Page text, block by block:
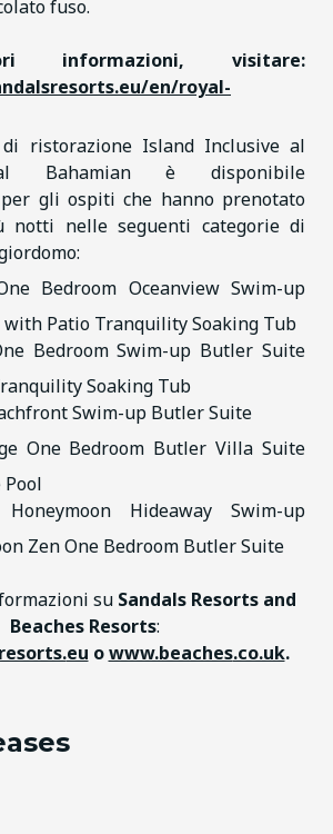
fuso.
informazioni, visitare:
en/royal-
ristorazione Island Inclusive al
Bahamian è disponibile
per gli ospiti che hanno prenotato
nelle seguenti categorie di
Bedroom Oceanview Swim-up
Patio Tranquility Soaking Tub
Bedroom Swim-up Butler Suite
Soaking Tub
Swim-up Butler Suite
One Bedroom Butler Villa Suite
Hideaway Swim-up
Zen One Bedroom Butler Suite
su Sandals Resorts and
Beaches Resorts:
eu owww.beaches.co.uk.